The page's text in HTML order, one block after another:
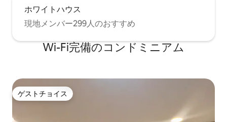
ホワイトハウス
現地メンバー299人のおすすめ
Wi-Fi完備のコンドミニアム
ゲストチョイス
ゲストチョイス